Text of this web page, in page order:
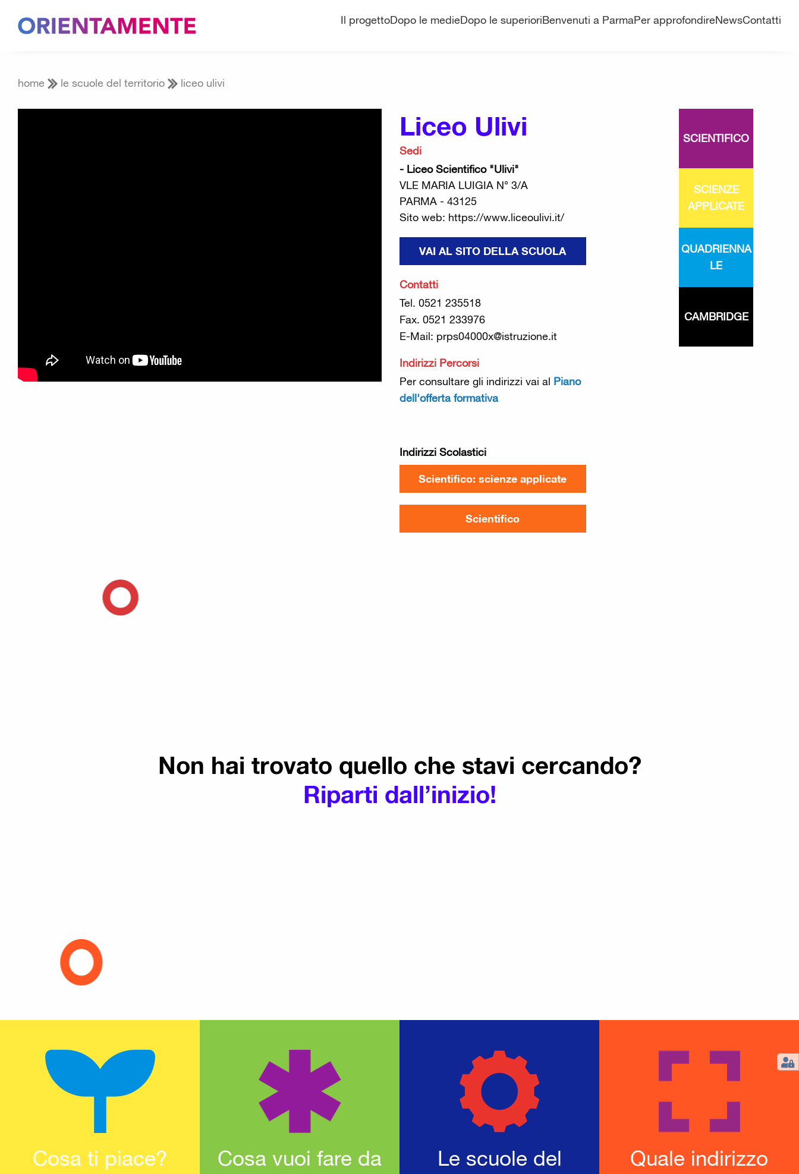
Il progettoDopo le medieDopo le superioriBenvenuti a ParmaPer approfondireNewsContatti
home le scuole del territorio liceo ulivi
Liceo Ulivi
Sedi
- Liceo Scientifico "Ulivi"
VLE MARIA LUIGIA N° 3/A
PARMA - 43125
Sito web: https://www.liceoulivi.it/
VAI AL SITO DELLA SCUOLA
Contatti
Tel. 0521 235518
Fax. 0521 233976
E-Mail: prps04000x@istruzione.it
Indirizzi Percorsi
Per consultare gli indirizzi vai al Piano
dell'offerta formativa
Indirizzi Scolastici
Scientifico: scienze applicate
Scientifico
SCIENTIFICO
SCIENZE
APPLICATE
QUADRIENNA
LE
CAMBRIDGE
Non hai trovato quello che stavi cercando?
Riparti dall’inizio!
Cosa ti piace?
Cosa vuoi fare da
Le scuole del
Quale indirizzo